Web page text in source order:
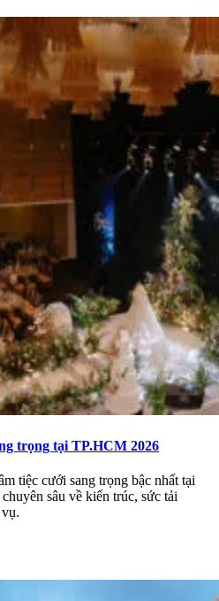
trọng tại TP.HCM 2026
tiệc cưới sang trọng bậc nhất tại
sâu về kiến trúc, sức tải